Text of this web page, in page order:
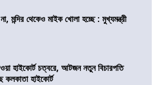
মন্দির থেকেও মাইক খোলা হচ্ছে : মুখ্যমন্ত্রী
হাইকোর্ট চত্বরে, আটজন নতুন বিচারপতি
কলকাতা হাইকোর্ট